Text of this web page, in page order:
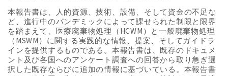
本報告書は、人的資源、技術、設備、そして資金の不足な
ど、進行中のパンデミックによって課せられた制限と限界
を踏まえて、医療廃棄物処理（HCWM）と一般廃棄物処理
（MSWM）に関する実践的な情報、提案、そしてガイドラ
インを提供するものである。本報告書は、既存のドキュメ
ント及び各国へのアンケート調査への回答から取り急ぎ選
択した既存ならびに追加の情報に基づいている。本報告書